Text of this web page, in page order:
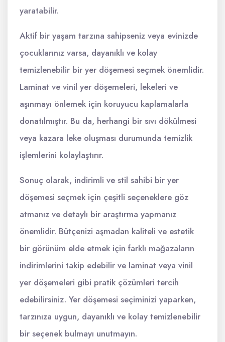
yaratabilir.
Aktif bir yaşam tarzına sahipseniz veya evinizde
çocuklarınız varsa, dayanıklı ve kolay
temizlenebilir bir yer döşemesi seçmek önemlidir.
Laminat ve vinil yer döşemeleri, lekeleri ve
aşınmayı önlemek için koruyucu kaplamalarla
donatılmıştır. Bu da, herhangi bir sıvı dökülmesi
veya kazara leke oluşması durumunda temizlik
işlemlerini kolaylaştırır.
Sonuç olarak, indirimli ve stil sahibi bir yer
döşemesi seçmek için çeşitli seçeneklere göz
atmanız ve detaylı bir araştırma yapmanız
önemlidir. Bütçenizi aşmadan kaliteli ve estetik
bir görünüm elde etmek için farklı mağazaların
indirimlerini takip edebilir ve laminat veya vinil
yer döşemeleri gibi pratik çözümleri tercih
edebilirsiniz. Yer döşemesi seçiminizi yaparken,
tarzınıza uygun, dayanıklı ve kolay temizlenebilir
bir seçenek bulmayı unutmayın.